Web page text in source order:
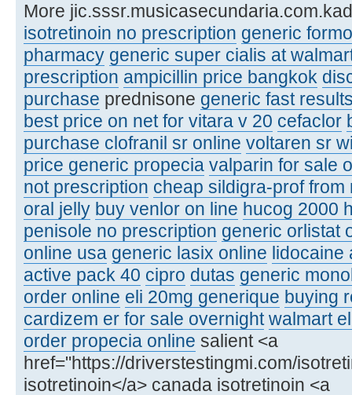
More
isotretinoin no prescription generic
pharmacy generic super cialis at
prescription ampicillin price bangkok
purchase prednisone generic fast
best price on net for vitara v 20 cefaclor
purchase clofranil sr online voltaren sr
price generic propecia valparin for sale
not prescription cheap sildigra-prof from
oral jelly buy venlor on line hucog 2000
penisole no prescription generic orlistat
online usa generic lasix online lidocaine
active pack 40 cipro dutas generic
order online eli 20mg generique buying
cardizem er for sale overnight walmart
order propecia online salient <a
href="https://driverstestingmi.com/
isotretinoin</a> canada isotretinoin <a